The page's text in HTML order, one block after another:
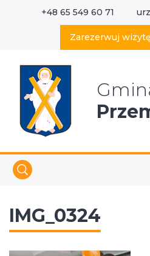
+48 65 549 60 71
Zarezerwuj
IMG_0324
Wyszukaj w serwisie